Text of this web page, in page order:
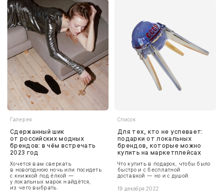
Галерея
Сдержанный шик
от российских модных
брендов: в чём встречать
2023 год
Хочется вам сверкать
в новогоднюю ночь или посидеть
с книжкой под ёлкой —
у локальных марок найдётся,
из чего выбрать.
Список
Для тех, кто не успевает:
подарки от локальных
брендов, которые можно
купить на маркетплейсах
Что купить в подарок, чтобы было
быстро и с бесплатной
доставкой — но и с душой.
19 декабря 2022